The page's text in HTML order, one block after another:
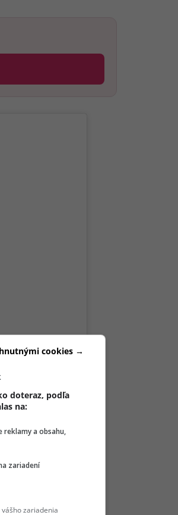
v novom okne
doteraz, podľa
na:
reklamy a obsahu,
zariadení
zariadenia
cookies →